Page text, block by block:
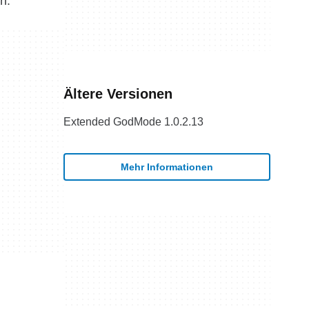
Ältere Versionen
Extended GodMode 1.0.2.13
Mehr Informationen